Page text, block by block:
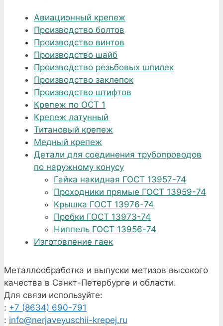
Авиационный крепеж
Производство болтов
Производство винтов
Производство шайб
Производство резьбовых шпилек
Производство заклепок
Производство штифтов
Крепеж по ОСТ 1
Крепеж латунный
Титановый крепеж
Медный крепеж
Детали для соединения трубопроводов
по наружному конусу
Гайка накидная ГОСТ 13957-74
Проходники прямые ГОСТ 13959-74
Крышка ГОСТ 13976-74
Пробки ГОСТ 13973-74
Ниппель ГОСТ 13956-74
Изготовление гаек
Металлообработка и выпуски метизов высокого
качества в Санкт-Петербурге и области.
Для связи используйте:
: +7 (8634) 690-791
: info@nerjaveyuschii-krepej.ru